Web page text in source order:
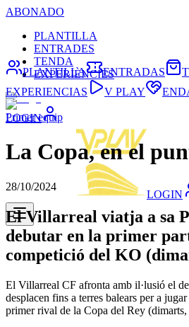
ABONADO
PLANTILLA
ENTRADES
TENDA
EXPERIÈNCIES
LOGIN
LOGIN
PLANTILLA ENTRADAS
EXPERIENCIAS
V PLAY
Primer equip
La Copa, en el
28/10/2024
El Villarreal viatja a sa
debutar en la primer
competició del KO
El Villarreal CF afronta amb il·lusió el
desplacen fins a terres balears per a
primer rival de la Copa del Rey